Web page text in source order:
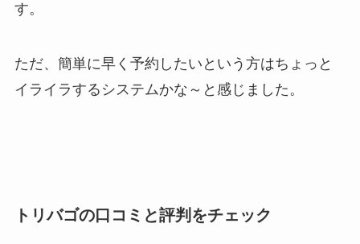
す。
ただ、簡単に早く予約したいという方はちょっと
イライラするシステムかな～と感じました。
トリバゴの口コミと評判をチェック